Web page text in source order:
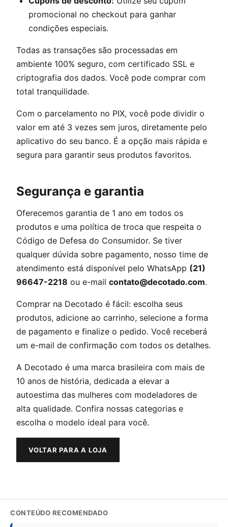
promocional no checkout para ganhar
condições especiais.
Todas as transações são processadas em
ambiente 100% seguro, com certificado SSL e
criptografia dos dados. Você pode comprar com
total tranquilidade.
Com o parcelamento no PIX, você pode dividir o
valor em até 3 vezes sem juros, diretamente pelo
aplicativo do seu banco. É a opção mais rápida e
segura para garantir seus produtos favoritos.
Segurança e garantia
Oferecemos garantia de 1 ano em todos os
produtos e uma política de troca que respeita o
Código de Defesa do Consumidor. Se tiver
qualquer dúvida sobre pagamento, nosso time de
atendimento está disponível pelo WhatsApp (21)
96647-2218 ou e-mail contato@decotado.com.
Comprar na Decotado é fácil: escolha seus
produtos, adicione ao carrinho, selecione a forma
de pagamento e finalize o pedido. Você receberá
um e-mail de confirmação com todos os detalhes.
A Decotado é uma marca brasileira com mais de
10 anos de história, dedicada a elevar a
autoestima das mulheres com modeladores de
alta qualidade. Confira nossas categorias e
escolha o modelo ideal para você.
VOLTAR PARA A LOJA
CONTEÚDO RECOMENDADO